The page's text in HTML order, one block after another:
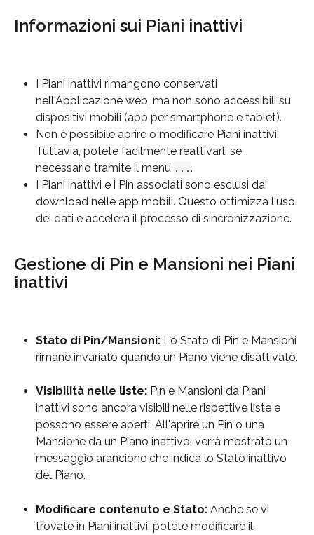
Informazioni sui Piani inattivi
I Piani inattivi rimangono conservati
nell'Applicazione web, ma non sono accessibili su
dispositivi mobili (app per smartphone e tablet).
Non è possibile aprire o modificare Piani inattivi.
Tuttavia, potete facilmente reattivarli se
necessario tramite il menu ... .
I Piani inattivi e i Pin associati sono esclusi dai
download nelle app mobili. Questo ottimizza l'uso
dei dati e accelera il processo di sincronizzazione.
Gestione di Pin e Mansioni nei Piani
inattivi
Stato di Pin/Mansioni: Lo Stato di Pin e Mansioni
rimane invariato quando un Piano viene disattivato.
Visibilità nelle liste: Pin e Mansioni da Piani
inattivi sono ancora visibili nelle rispettive liste e
possono essere aperti. All'aprire un Pin o una
Mansione da un Piano inattivo, verrà mostrato un
messaggio arancione che indica lo Stato inattivo
del Piano.
Modificare contenuto e Stato: Anche se vi
trovate in Piani inattivi, potete modificare il